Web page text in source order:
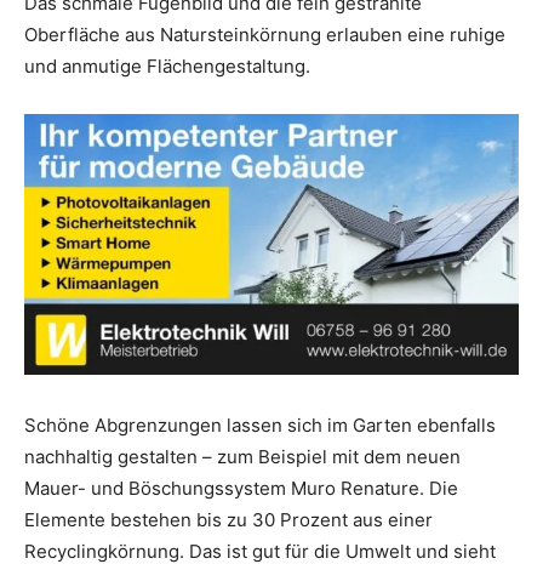
Oberfläche aus Natursteinkörnung erlauben eine ruhige
und anmutige Flächengestaltung.
Schöne Abgrenzungen lassen sich im Garten ebenfalls
nachhaltig gestalten – zum Beispiel mit dem neuen
Mauer- und Böschungssystem Muro Renature. Die
Elemente bestehen bis zu 30 Prozent aus einer
Recyclingkörnung. Das ist gut für die Umwelt und sieht